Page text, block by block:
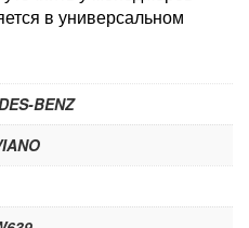
в универсальном
BENZ